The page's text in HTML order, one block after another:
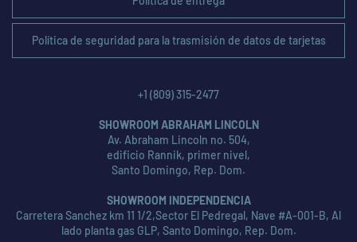
Política de seguridad para la trasmisión de datos de tarjetas
+1 (809) 315-2477
SHOWROOM ABRAHAM LINCOLN
Av. Abraham Lincoln no. 504,
edificio Rannik, primer nivel,
Santo Domingo, Rep. Dom.
SHOWROOM INDEPENDENCIA
Carretera Sanchez km 11 1/2,Sector El Pedregal, Nave #A-001-B, Al
lado planta gas GLP, Santo Domingo, Rep. Dom.